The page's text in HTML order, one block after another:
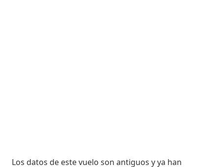
Los datos de este vuelo son antiguos y ya han